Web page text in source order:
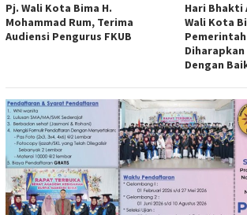
Pj. Wali Kota Bima H.
Mohammad Rum, Terima
Audiensi Pengurus FKUB
Hari Bhakti
Wali Kota
Dengan